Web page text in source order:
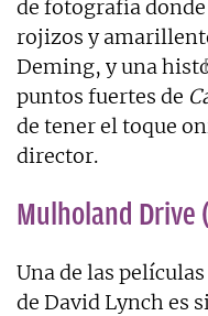
de fotografía
rojizos y
Deming, y una
puntos fuertes de
de tener el toque
director.
Mulholand Drive
Una de las
de David Lynch es